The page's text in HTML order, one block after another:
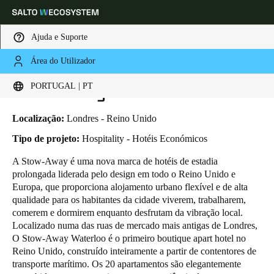
Ajuda e Suporte
Área do Utilizador
PORTUGAL | PT
Escolha a sua localização e definições de idioma
Global
Português
Germany
Deutsch
Switzerland
Deutsch Français Italiano
HOME INDUSTRIAS
STOW-AWAY WATERLOO
Stow-Away Waterloo
Localização: Londres - Reino Unido
Tipo de projeto: Hospitality - Hotéis Económicos
A Stow-Away é uma nova marca de hotéis de estadia
prolongada liderada pelo design em todo o Reino Unido e
Europa, que proporciona alojamento urbano flexível e de alta
qualidade para os habitantes da cidade viverem, trabalharem,
comerem e dormirem enquanto desfrutam da vibração local.
Localizado numa das ruas de mercado mais antigas de Londres,
O Stow-Away Waterloo é o primeiro boutique apart hotel no
Reino Unido, construído inteiramente a partir de contentores de
transporte marítimo. Os 20 apartamentos são elegantemente